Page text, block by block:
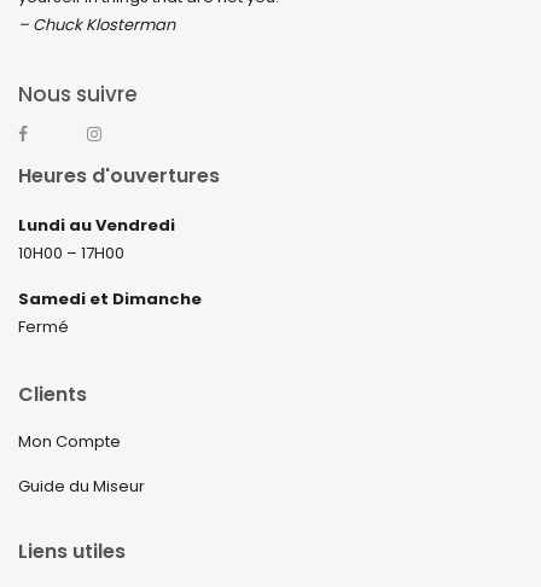
– Chuck Klosterman
Nous suivre
Heures d'ouvertures
Lundi au Vendredi
10H00 – 17H00
Samedi et Dimanche
Fermé
Clients
Mon Compte
Guide du Miseur
Liens utiles